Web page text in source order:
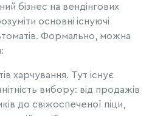
бізнес на вендінгових
основні існуючі
Формально, можна
харчування. Тут існує
вибору: від продажів
до свіжоспеченої піци,